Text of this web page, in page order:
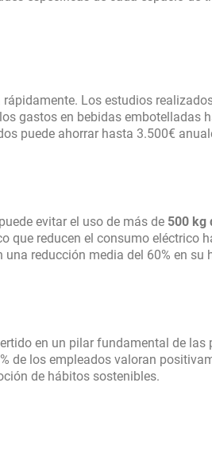
rápidamente. Los estudios
gastos en bebidas embotelladas
puede ahorrar hasta 3.500€
evitar el uso de más de 500 kg
que reducen el consumo eléctrico
reducción media del 60% en su
en un pilar fundamental de las
de los empleados valoran
de hábitos sostenibles.